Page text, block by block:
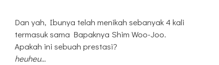
Dan yah, Ibunya telah menikah sebanyak 4 kali
termasuk sama Bapaknya Shim Woo-Joo.
Apakah ini sebuah prestasi?
heuheu…